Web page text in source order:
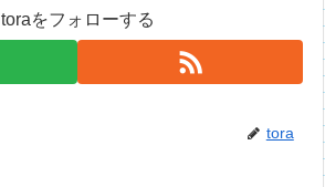
toraをフォローする
tora